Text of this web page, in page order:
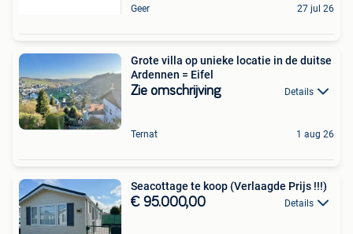
Geer 27 jul 26
Grote villa op unieke locatie in de duitse
Ardennen = Eifel
Zie omschrijving Details
Ternat 1 aug 26
Seacottage te koop (Verlaagde Prijs !!!)
€ 95.000,00 Details